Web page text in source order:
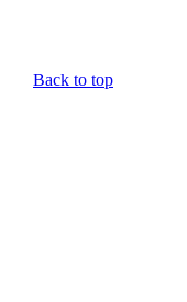
Back to top